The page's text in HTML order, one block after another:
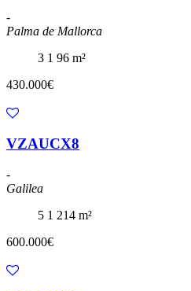
-
Palma de Mallorca
3 1 96 m²
430.000€
VZAUCX8
-
Galilea
5 1 214 m²
600.000€